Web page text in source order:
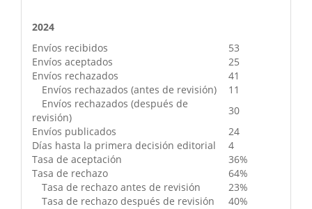
2024
Envíos recibidos
53
Envíos aceptados
25
Envíos rechazados
41
Envíos rechazados (antes de revisión)
11
Envíos rechazados (después de
revisión)
30
Envíos publicados
24
Días hasta la primera decisión editorial
4
Tasa de aceptación
36%
Tasa de rechazo
64%
Tasa de rechazo antes de revisión
23%
Tasa de rechazo después de revisión
40%